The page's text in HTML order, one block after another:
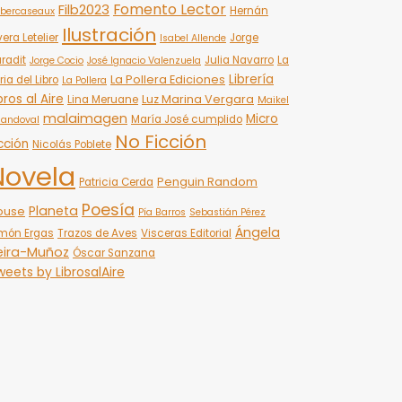
Filb2023 Fomento Lector Hernán
Letelier Ilustración Isabel Allende Jorge
Jorge Cocio José Ignacio Valenzuela Julia Navarro La
del Libro La Pollera La Pollera Ediciones Librería
al Aire Lina Meruane Luz Marina Vergara Maikel
malaimagen María José cumplido Micro
Nicolás Poblete No Ficción
Patricia Cerda Penguin Random
Planeta Poesía Pía Barros Sebastián Pérez
Ergas Trazos de Aves Visceras Editorial Ángela
Muñoz Óscar Sanzana
by LibrosalAire